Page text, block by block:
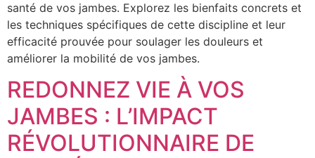
santé de vos jambes. Explorez les bienfaits concrets et
les techniques spécifiques de cette discipline et leur
efficacité prouvée pour soulager les douleurs et
améliorer la mobilité de vos jambes.
REDONNEZ VIE À VOS
JAMBES : L’IMPACT
RÉVOLUTIONNAIRE DE